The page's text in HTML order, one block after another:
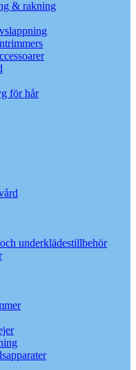
& rakning
för hår
underklädestillbehör